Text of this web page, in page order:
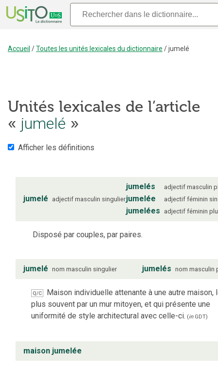
Accueil /Toutes les unités lexicales du dictionnaire /jumelé
Unités lexicales de l’article
« jumelé »
Afficher les définitions
jumelé adjectif masculin singulier
jumelés adjectif masculin
jumelée adjectif féminin
jumelées adjectif féminin
Disposé par couples, par paires.
jumelé nom masculin singulier jumelés nom masculin
Q/C
Maison individuelle attenante à une autre maison,
plus souvent par un mur mitoyen, et qui présente une
uniformité de style architectural avec celle-ci. (inGDT)
maison jumelée